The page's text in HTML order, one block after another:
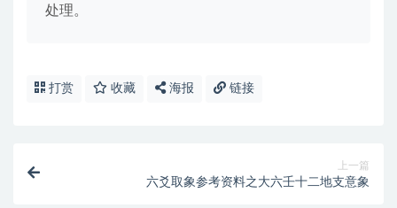
处理。
打赏 收藏 海报 链接
上一篇
六爻取象参考资料之大六壬十二地支意象